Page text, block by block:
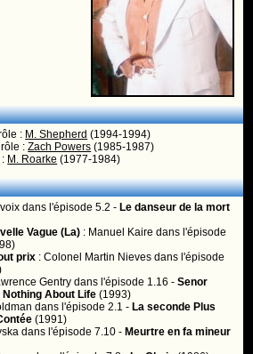
: M. Shepherd (1994-1994)
rôle :Zach Powers (1985-1987)
M. Roarke (1977-1984)
dans l'épisode 5.2 - Le danseur de la mort
Vague (La) : Manuel Kaire dans l'épisode
prix :Colonel Martin Nieves dans l'épisode
Gentry dans l'épisode 1.16 -Senor
About Life (1993)
dans l'épisode 2.1 - La seconde Plus
(1991)
dans l'épisode 7.10 - Meurtre en fa mineur